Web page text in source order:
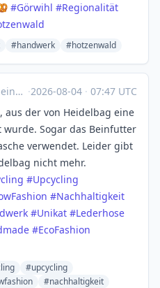
#Görwihl #Regionalität
#handwerk #hotzenwald
·2026-08-04 · 07:47 UTC
aus der von Heidelbag eine
wurde. Sogar das Beinfutter
verwendet. Leider gibt
nicht mehr.
#Upcycling
#Nachhaltigkeit
#Unikat #Lederhose
#EcoFashion
#upcycling
#nachhaltigkeit